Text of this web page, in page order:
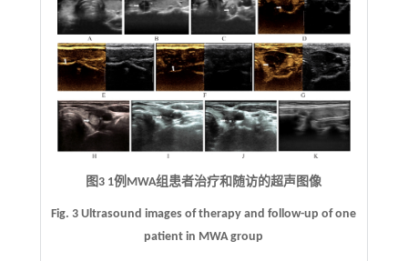
图3 1例MWA组患者治疗和随访的超声图像
Fig. 3 Ultrasound images of therapy and follow-up of one
patient in MWA group